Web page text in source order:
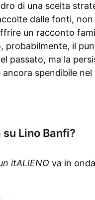
di una scelta
dalle fonti,
un racconto
probabilmente, il
passato, ma la
spendibile nel
Lino Banfi?
itALIENO va in